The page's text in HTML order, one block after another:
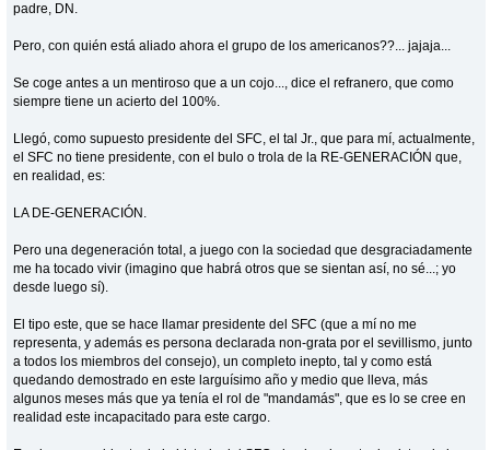
padre, DN.
Pero, con quién está aliado ahora el grupo de los americanos??... jajaja...
Se coge antes a un mentiroso que a un cojo..., dice el refranero, que como
siempre tiene un acierto del 100%.
Llegó, como supuesto presidente del SFC, el tal Jr., que para mí, actualmente,
el SFC no tiene presidente, con el bulo o trola de la RE-GENERACIÓN que,
en realidad, es:
LA DE-GENERACIÓN.
Pero una degeneración total, a juego con la sociedad que desgraciadamente
me ha tocado vivir (imagino que habrá otros que se sientan así, no sé...; yo
desde luego sí).
El tipo este, que se hace llamar presidente del SFC (que a mí no me
representa, y además es persona declarada non-grata por el sevillismo, junto
a todos los miembros del consejo), un completo inepto, tal y como está
quedando demostrado en este larguísimo año y medio que lleva, más
algunos meses más que ya tenía el rol de "mandamás", que es lo se cree en
realidad este incapacitado para este cargo.